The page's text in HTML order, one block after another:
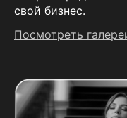
свой бизнес.
Посмотреть